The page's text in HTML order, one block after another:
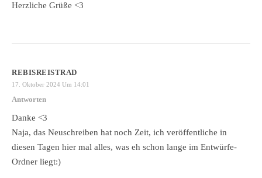
Herzliche Grüße <3
REBISREISTRAD
17. Oktober 2024 Um 14:01
Antworten
Danke <3
Naja, das Neuschreiben hat noch Zeit, ich veröffentliche in
diesen Tagen hier mal alles, was eh schon lange im Entwürfe-
Ordner liegt:)